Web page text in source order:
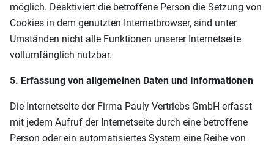
möglich. Deaktiviert die betroffene Person die Setzung von
Cookies in dem genutzten Internetbrowser, sind unter
Umständen nicht alle Funktionen unserer Internetseite
vollumfänglich nutzbar.
5. Erfassung von allgemeinen Daten und Informationen
Die Internetseite der Firma Pauly Vertriebs GmbH erfasst
mit jedem Aufruf der Internetseite durch eine betroffene
Person oder ein automatisiertes System eine Reihe von